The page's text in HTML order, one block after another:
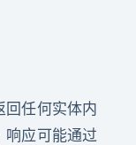
回任何实体内
响应可能通过